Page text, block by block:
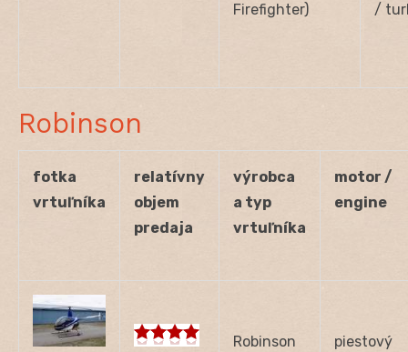
Firefighter)
/
Robinson
fotka
vrtuľníka
relatívny
objem
predaja
výrobca
a typ
vrtuľníka
motor /
engine
Robinson piestový